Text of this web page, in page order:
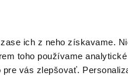
ich z neho získavame.
toho používame
vás zlepšovať.